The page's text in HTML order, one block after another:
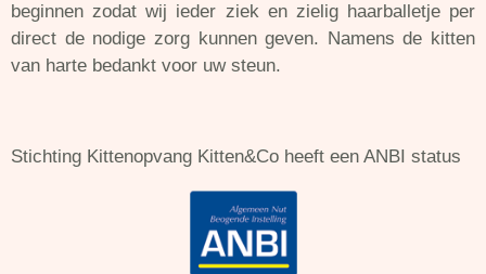
beginnen zodat wij ieder ziek en zielig haarballetje per
direct de nodige zorg kunnen geven. Namens de kitten
van harte bedankt voor uw steun.
Stichting Kittenopvang Kitten&Co heeft een ANBI status